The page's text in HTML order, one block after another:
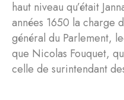
haut niveau qu’était
années 1650 la charge
général du Parlement,
que Nicolas Fouquet,
celle de surintendant